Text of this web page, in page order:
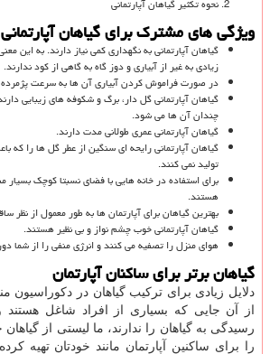
ویژگی های مشترک برای گیاهان آپارتمانی
گیاهان آپارتمانی به نگهداری کمی نیاز دارند. به این
زیادی به غیر از آبیاری و دوز گاه به گاهی از کود ندارند.
در صورت فراموش کردن آبیاری آن ها به سرعت
گیاهان آپارتمانی گل دار، برگ و شکوفه های زیبایی
چندان آن ها می شود.
گیاهان آپارتمانی عمری طولانی مدت دارند.
گیاهان آپارتمانی رایحه ای سنگین از عطر گل ها را
تولید نمی کنند.
برای استفاده در خانه هایی با فضای نسبتا کوچک بسیار
هستند.
بهترین گیاهان برای آپارتمان ها به طور معمول از نظر
گیاهان آپارتمانی خوب چشم نواز و بی نظیر هستند.
هوای منزل را تصفیه می کنند و انرژی منفی را از شما
گیاهان برتر برای ساکنان آپارتمان
دلایل زیادی برای ترکیب گیاهان در دکوراسیون
از آن جایی که بسیاری از افراد شاغل
رسیدگی به گیاهان را ندارند، ما لیستی از
را برای ساکنین آپارتمان مانند خودتان تهیه